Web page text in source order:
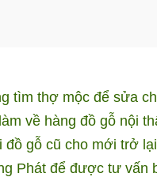
tìm thợ mộc để sửa
về hàng đồ gỗ nội
đồ gỗ cũ cho mới trở
Phát để được tư vấn